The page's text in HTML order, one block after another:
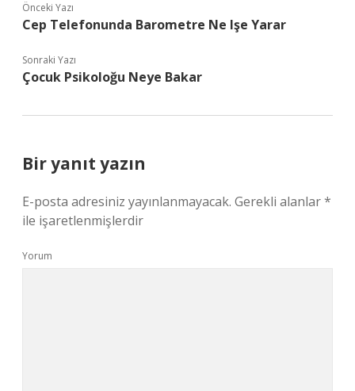
Önceki Yazı
Cep Telefonunda Barometre Ne Işe Yarar
Sonraki Yazı
Çocuk Psikoloğu Neye Bakar
Bir yanıt yazın
E-posta adresiniz yayınlanmayacak. Gerekli alanlar*
ile işaretlenmişlerdir
Yorum